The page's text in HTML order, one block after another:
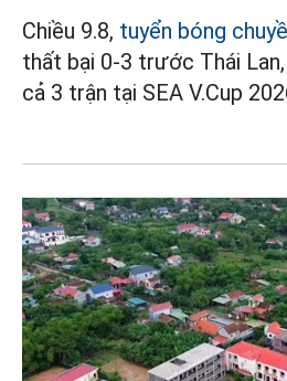
Chiều 9.8, tuyển bóng
thất bại 0-3 trước Thái
cả 3 trận tại SEA V.Cup